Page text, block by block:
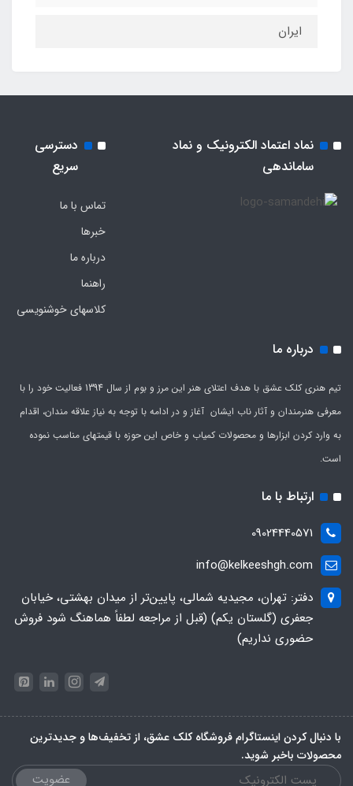
ایران
نماد اعتماد الکترونیک و نماد
ساماندهی
دسترسی
سریع
تماس با ما
خبرها
درباره ما
راهنما
کلاسهای خوشنویسی
درباره ما
تیم هنری کلک عشق با هدف اعتلای هنر این مرز و بوم از سال 1394 فعالیت خود را با
معرفی هنرمندان و آثار ناب ایشان آغاز و در ادامه با توجه به نیاز علاقه مندان، اقدام
به وارد کردن ابزارها و محصولات کمیاب و خاص این حوزه با قیمتهای مناسب نموده
است.
ارتباط با ما
09024440571
info@kelkeeshgh.com
دفتر: تهران، مجیدیه شمالی، پایین‌تر از میدان بهشتی، خیابان
جعفری (گلستان یکم) (قبل از مراجعه لطفاً هماهنگ شود فروش
حضوری نداریم)
با دنبال کردن اینستاگرام فروشگاه کلک عشق، از تخفیف‌ها و جدیدترین‌
محصولات باخبر شوید.
عضویت